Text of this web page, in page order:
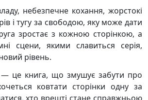
небезпечне кохання, жорстокі
і тугу за свободою, яку може дати
зростає з кожною сторінкою, а
сцени, якими славиться серія,
рівень.
— це книга, що змушує забути про
ковтати сторінки одну за